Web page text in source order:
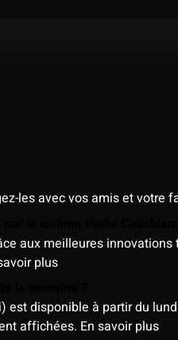
les avec vos amis et votre
aux meilleures
plus
disponible à partir du
affichées. En savoir plus